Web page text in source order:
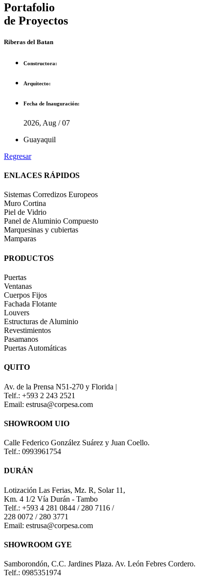
Portafolio
de Proyectos
Riberas del Batan
Constructora:
Arquitecto:
Fecha de Inauguración:
2026, Aug / 07
Guayaquil
Regresar
ENLACES RÁPIDOS
Sistemas Corredizos Europeos
Muro Cortina
Piel de Vidrio
Panel de Aluminio Compuesto
Marquesinas y cubiertas
Mamparas
PRODUCTOS
Puertas
Ventanas
Cuerpos Fijos
Fachada Flotante
Louvers
Estructuras de Aluminio
Revestimientos
Pasamanos
Puertas Automáticas
QUITO
Av. de la Prensa N51-270 y Florida |
Telf.: +593 2 243 2521
Email: estrusa@corpesa.com
SHOWROOM UIO
Calle Federico González Suárez y Juan Coello.
Telf.: 0993961754
DURÁN
Lotización Las Ferias, Mz. R, Solar 11,
Km. 4 1/2 Vía Durán - Tambo
Telf.: +593 4 281 0844 / 280 7116 /
228 0072 / 280 3771
Email: estrusa@corpesa.com
SHOWROOM GYE
Samborondón, C.C. Jardines Plaza. Av. León Febres Cordero.
Telf.: 0985351974